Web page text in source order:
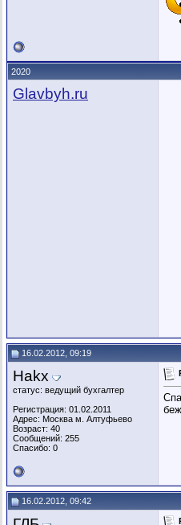
2020
Glavbyh.ru
16.02.2012, 09:19
Hakx
статус: ведущий бухгалтер
Регистрация: 01.02.2011
Адрес: Москва м. Алтуфьево
Возраст: 40
Сообщений: 255
Спасибо: 0
16.02.2012, 09:42